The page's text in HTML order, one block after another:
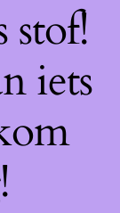
stof!
iets